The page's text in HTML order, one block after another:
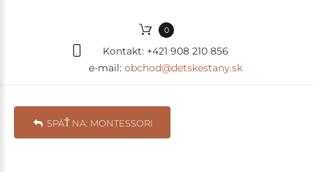
0
Kontakt: +421 908 210 856
e-mail: obchod@detskestany.sk
SPÄŤ NA: MONTESSORI